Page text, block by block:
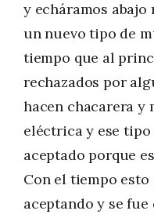
y echáramos
un nuevo tipo de
tiempo que al
rechazados por
hacen chacarera y
eléctrica y ese tipo
aceptado porque
Con el tiempo esto
aceptando y se